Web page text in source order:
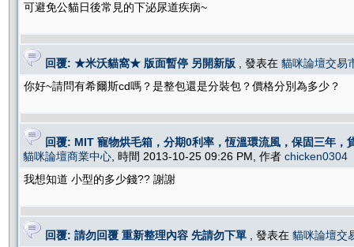
可避免公貓日後常見的下泌尿道疾病~
回覆: ★米沃貓窩★ 版面暫停 另開新版 , 發表在 貓咪論壇交易
你好~請問有希爾斯cd嗎？是整包還是分裝包？價格分別為多少？
回覆: MIT 寵物烘毛箱，分期0利率，恆溫環流風，保固三年
貓咪論壇商業中心 , 時間 2013-10-25 09:26 PM, 作者 chicken0304
我想知道 小型的多少錢?? 謝謝
回覆: 請勿回覆 重新整理內容 先請勿下單 , 發表在 貓咪論壇交